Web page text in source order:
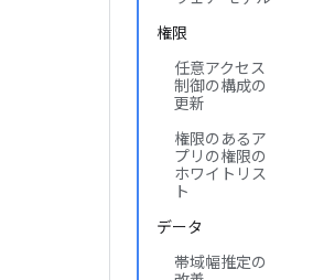
権限
任意アクセス
制御の構成の
更新
権限のあるア
プリの権限の
ホワイトリス
ト
データ
帯域幅推定の